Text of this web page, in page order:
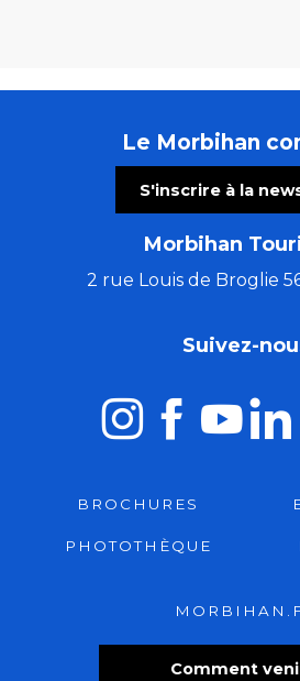
Le Morbihan
S'inscrire à la
Morbihan
2 rue Louis de Broglie
Comment
Suivez-
BROCHURES
PHOTOTHÈQUE